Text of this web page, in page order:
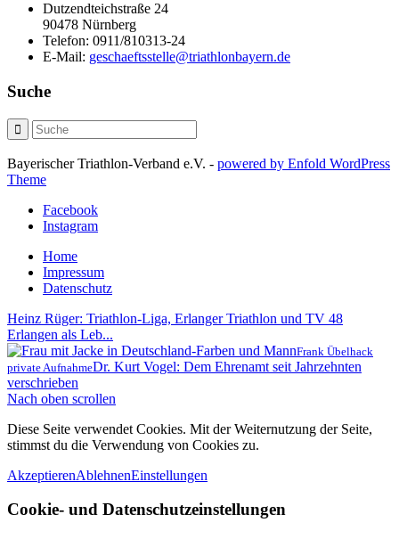
Dutzendteichstraße 24
90478 Nürnberg
Telefon: 0911/810313-24
E-Mail: geschaeftsstelle@triathlonbayern.de
Suche
Bayerischer Triathlon-Verband e.V. - powered by Enfold WordPress
Theme
Facebook
Instagram
Home
Impressum
Datenschutz
Heinz Rüger: Triathlon-Liga, Erlanger Triathlon und TV 48
Erlangen als Leb...
Frank Übelhack
private AufnahmeDr. Kurt Vogel: Dem Ehrenamt seit Jahrzehnten
verschrieben
Nach oben scrollen
Diese Seite verwendet Cookies. Mit der Weiternutzung der Seite,
stimmst du die Verwendung von Cookies zu.
AkzeptierenAblehnenEinstellungen
Cookie- und Datenschutzeinstellungen